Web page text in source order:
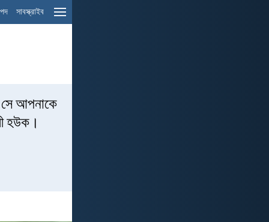
সাবস্ক্রাইব
সে আপনাকে
হউক।